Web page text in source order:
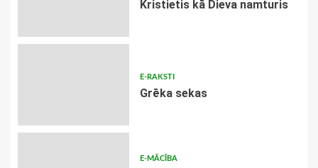
Kristietis kā Dieva namturis
E-RAKSTI
Grēka sekas
E-MĀCĪBA